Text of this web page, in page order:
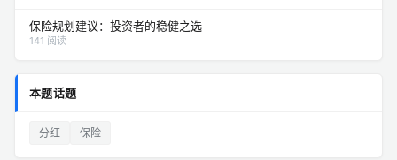
保险规划建议：投资者的稳健之选
141 阅读
本题话题
分红 保险